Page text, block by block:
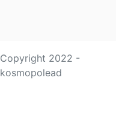
Copyright 2022 -
kosmopolead